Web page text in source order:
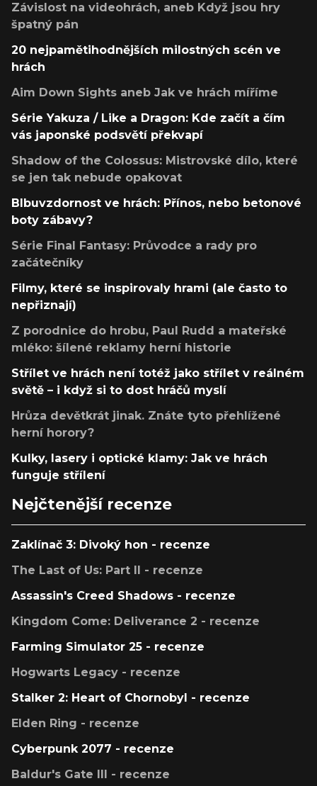
Závislost na videohrách, aneb Když jsou hry
špatný pán
20 nejpamětihodnějších milostných scén ve
hrách
Aim Down Sights aneb Jak ve hrách míříme
Série Yakuza / Like a Dragon: Kde začít a čím
vás japonské podsvětí překvapí
Shadow of the Colossus: Mistrovské dílo, které
se jen tak nebude opakovat
Blbuvzdornost ve hrách: Přínos, nebo betonové
boty zábavy?
Série Final Fantasy: Průvodce a rady pro
začátečníky
Filmy, které se inspirovaly hrami (ale často to
nepřiznají)
Z porodnice do hrobu, Paul Rudd a mateřské
mléko: šílené reklamy herní historie
Střílet ve hrách není totéž jako střílet v reálném
světě – i když si to dost hráčů myslí
Hrůza devětkrát jinak. Znáte tyto přehlížené
herní horory?
Kulky, lasery i optické klamy: Jak ve hrách
funguje střílení
Nejčtenější recenze
Zaklínač 3: Divoký hon - recenze
The Last of Us: Part II - recenze
Assassin's Creed Shadows - recenze
Kingdom Come: Deliverance 2 - recenze
Farming Simulator 25 - recenze
Hogwarts Legacy - recenze
Stalker 2: Heart of Chornobyl - recenze
Elden Ring - recenze
Cyberpunk 2077 - recenze
Baldur's Gate III - recenze